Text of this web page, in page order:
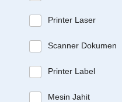
Printer Laser
Scanner Dokumen
Printer Label
Mesin Jahit